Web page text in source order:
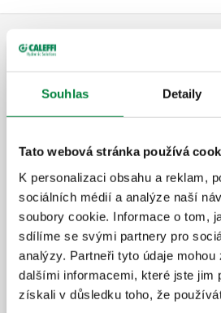
Souhlas Detaily
Tato webová stránka používá
K personalizaci obsahu a reklam,
sociálních médií a analýze naší
soubory cookie. Informace o tom,
sdílíme se svými partnery pro
analýzy. Partneři tyto údaje mohou
dalšími informacemi, které jste jim
získali v důsledku toho, že
Automatický
systémy.
Automatický
expanzní nádobu, s
kohoutem. Pro
Kulový uzavírací
nádrže s